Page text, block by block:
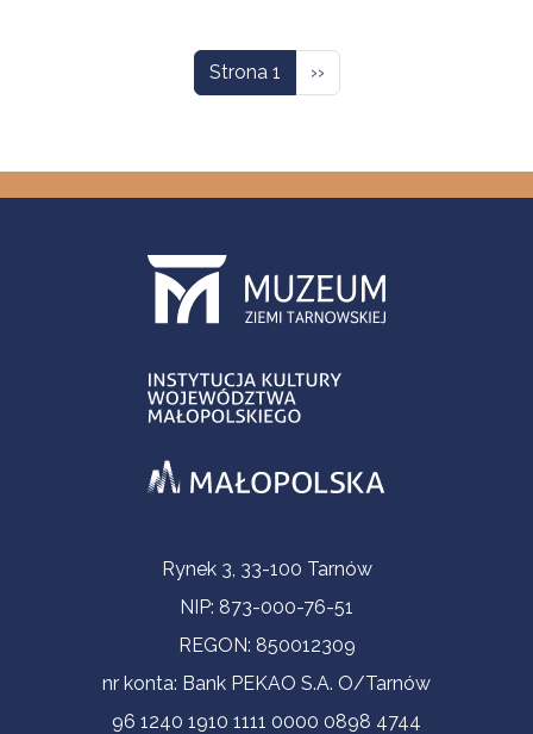
Strona 1 Następna strona
››
Informacje kontaktoweRynek 3, 33-100 Tarnów
NIP: 873-000-76-51
REGON: 850012309
nr konta: Bank PEKAO S.A. O/Tarnów
96 1240 1910 1111 0000 0898 4744